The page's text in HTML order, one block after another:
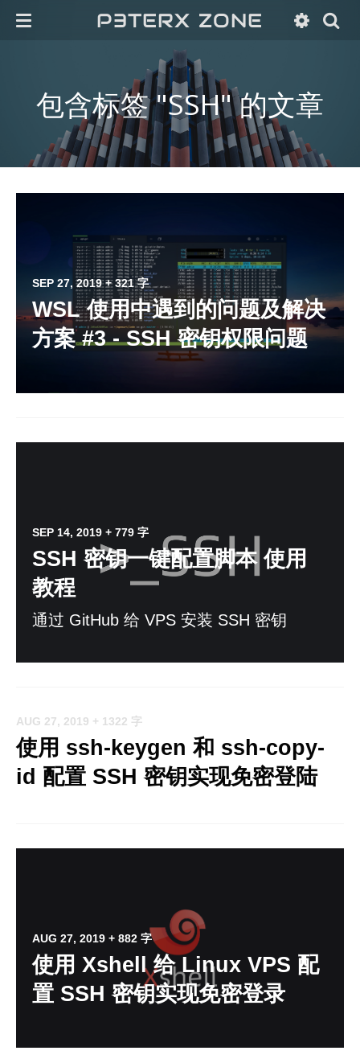
P3TERX ZONE
包含标签 "SSH" 的文章
SEP 27, 2019 + 321 字
WSL 使用中遇到的问题及解决
方案 #3 - SSH 密钥权限问题
SEP 14, 2019 + 779 字
SSH 密钥一键配置脚本 使用
教程
通过 GitHub 给 VPS 安装 SSH 密钥
AUG 27, 2019 + 1322 字
使用 ssh-keygen 和 ssh-copy-
id 配置 SSH 密钥实现免密登陆
AUG 27, 2019 + 882 字
使用 Xshell 给 Linux VPS 配
置 SSH 密钥实现免密登录